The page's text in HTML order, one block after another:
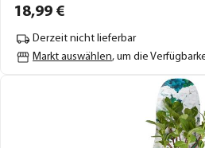
18,99 €
Derzeit nicht lieferbar
Markt auswählen, um die